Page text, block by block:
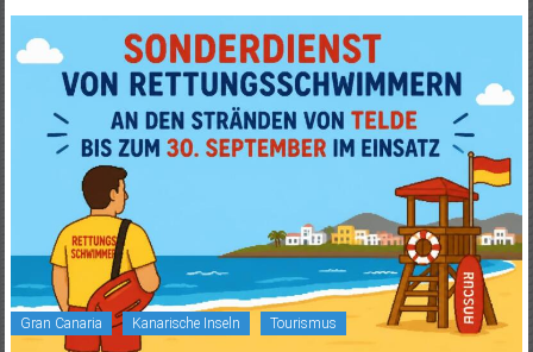
Gran Canaria Kanarische Inseln Tourismus